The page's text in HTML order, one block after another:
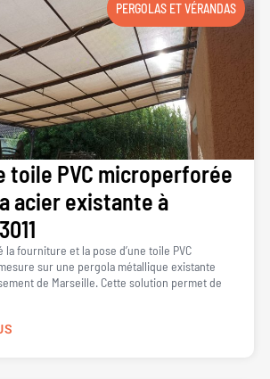
PERGOLAS ET VÉRANDAS
toile PVC microperforée
acier existante à
fourniture et la pose d’une toile PVC
sur une pergola métallique existante
de Marseille. Cette solution permet de